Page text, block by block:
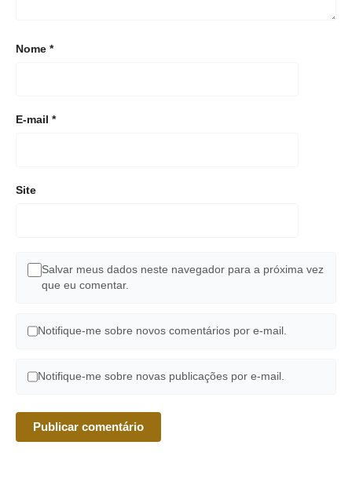
Nome *
E-mail *
Site
Salvar meus dados neste navegador para a próxima vez
que eu comentar.
Notifique-me sobre novos comentários por e-mail.
Notifique-me sobre novas publicações por e-mail.